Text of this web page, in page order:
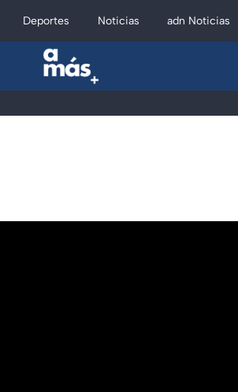
Deportes Noticias adn Noticias